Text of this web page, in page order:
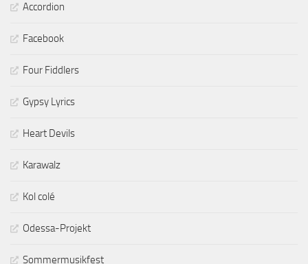
Accordion
Facebook
Four Fiddlers
Gypsy Lyrics
Heart Devils
Karawalz
Kol colé
Odessa-Projekt
Sommermusikfest